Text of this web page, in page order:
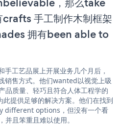
手工制作木制框架
拥有been able to
工艺品展上开展业务几个月后，
销售方式。他们wanted以视觉上吸
品质量、轻巧且符合人体工程学的
提供足够的解决方案。他们在找到
different options，但没有一个看
且笨重且难以使用。